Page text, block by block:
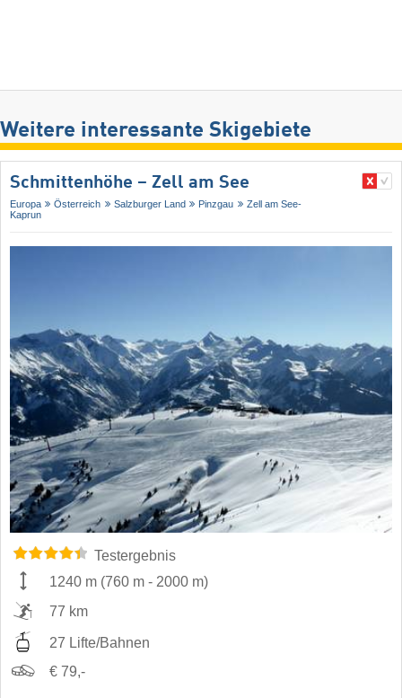
Weitere interessante Skigebiete
Schmittenhöhe – Zell am See
Europa Österreich Salzburger Land Pinzgau
Zell am See-
Kaprun
Testergebnis
1240 m (760 m - 2000 m)
77 km
27 Lifte/Bahnen
€ 79,-